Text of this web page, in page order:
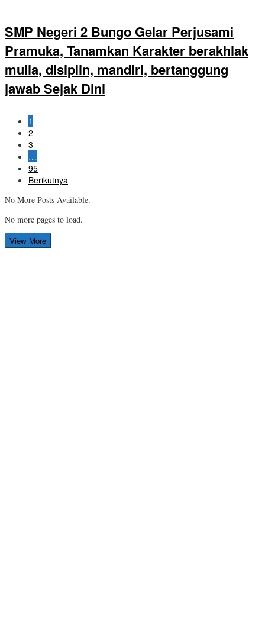
SMP Negeri 2 Bungo Gelar Perjusami
Pramuka, Tanamkan Karakter berakhlak
mulia, disiplin, mandiri, bertanggung
jawab Sejak Dini
1
2
3
…
95
Berikutnya
No More Posts Available.
No more pages to load.
View More